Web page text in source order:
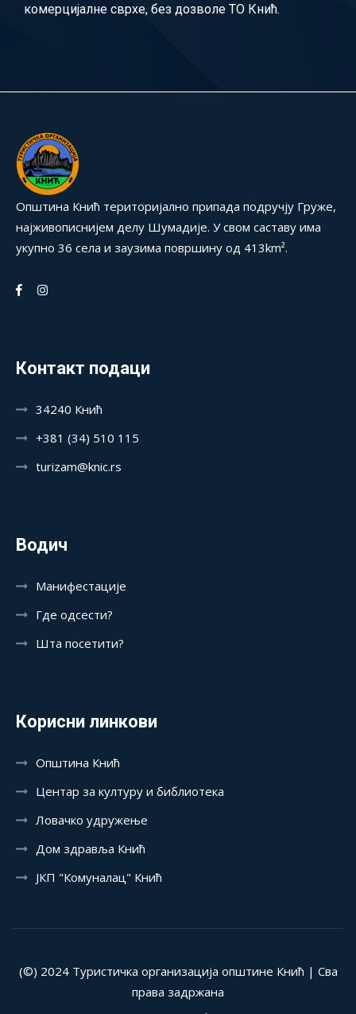
комерцијалне сврхе, без дозволе ТО Кнић.
Општина Кнић територијално припада подручју Груже,
најживописнијем делу Шумадије. У свом саставу има
укупно 36 села и заузима површину од 413km².
Контакт подаци
34240 Кнић
+381 (34) 510 115
turizam@knic.rs
Водич
Манифестације
Где одсести?
Шта посетити?
Корисни линкови
Општина Кнић
Центар за културу и библиотека
Ловачко удружење
Дом здравља Кнић
ЈКП "Комуналац" Кнић
(©) 2024 Туристичка организација општине Кнић | Сва
права задржана